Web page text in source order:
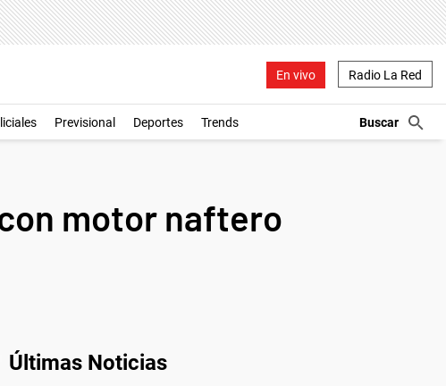
En vivo Radio La Red
Previsional Deportes Trends
motor naftero
Últimas Noticias